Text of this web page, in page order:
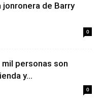
jonronera de Barry
0
personas son
y...
0